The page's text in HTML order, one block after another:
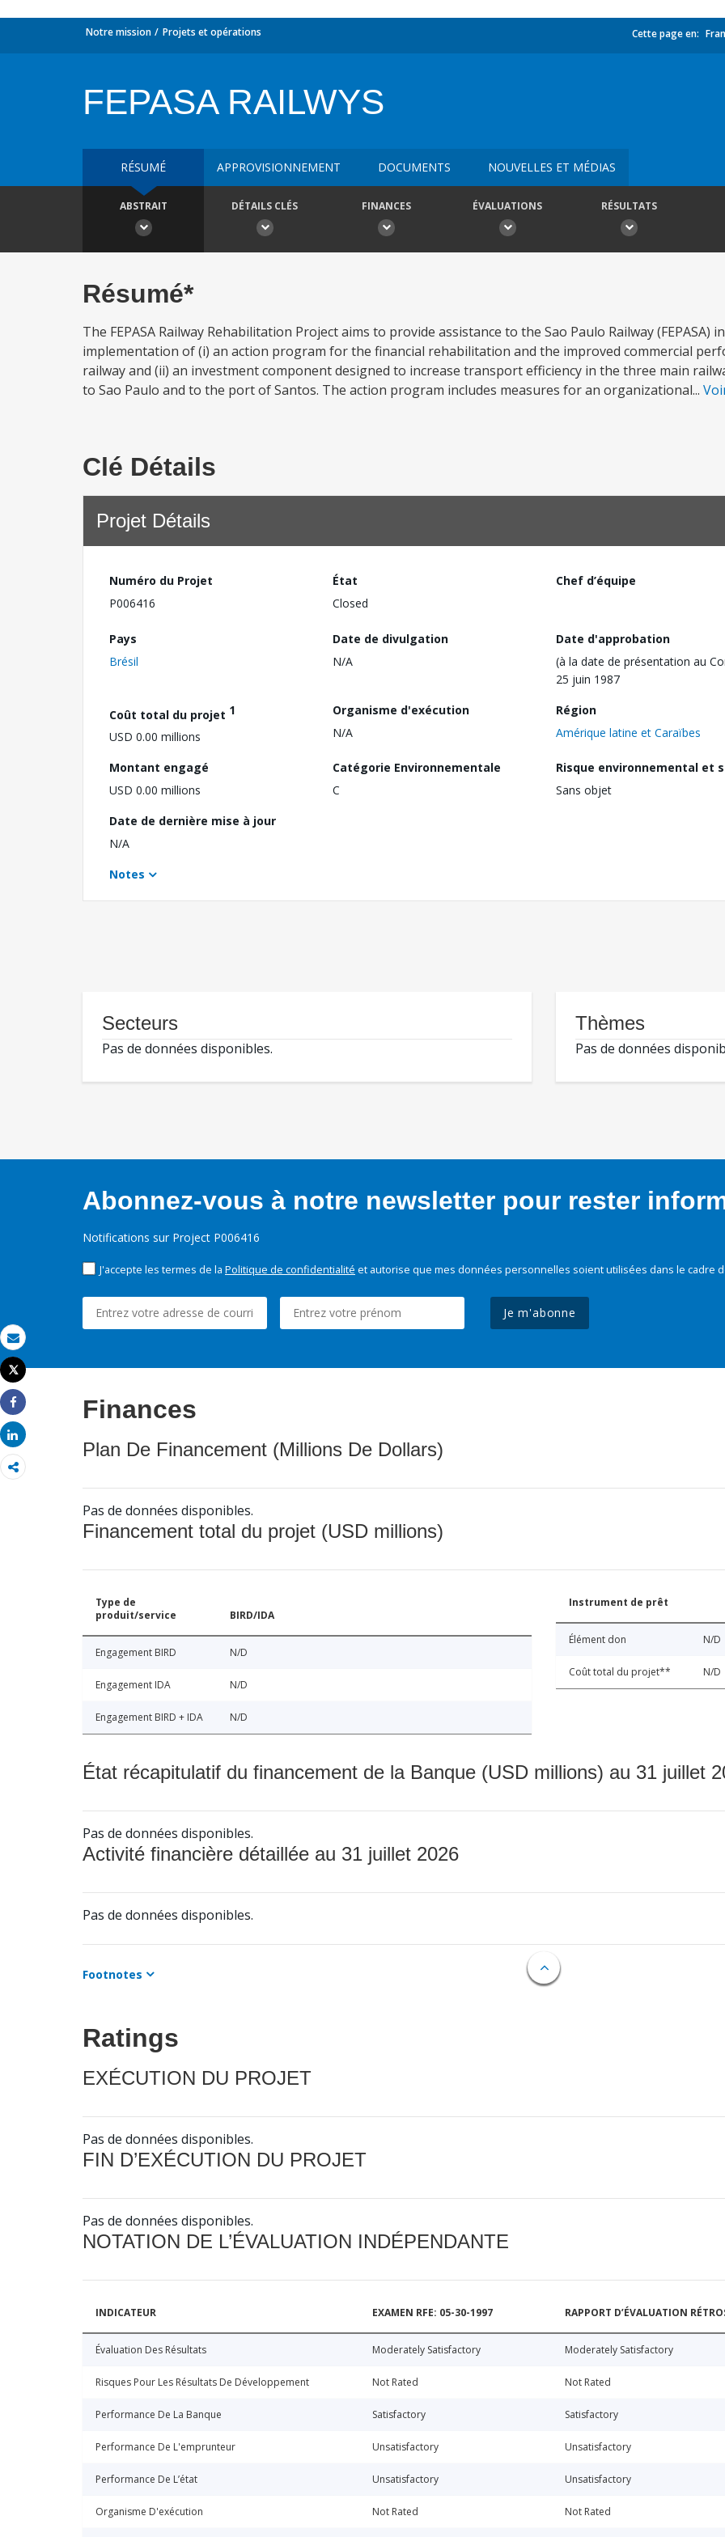
Email
Imprimer
Tweet
Share
Share
Notre mission Projets et opérations Cette page en:
FEPASA RAILWYS
RÉSUMÉ APPROVISIONNEMENT DOCUMENTS NOUVELLES ET MÉDIAS
ABSTRAIT DÉTAILS CLÉS FINANCES ÉVALUATIONS RÉSULTATS
Résumé*
The FEPASA Railway Rehabilitation Project aims to provide assistance to the Sao Paulo Railway (FEPASA)
implementation of (i) an action program for the financial rehabilitation and the improved commercial
railway and (ii) an investment component designed to increase transport efficiency in the three main
to Sao Paulo and to the port of Santos. The action program includes measures for an organizational...
Clé Détails
Projet Détails
Numéro du Projet
P006416
État
Closed
Chef d’équipe
Pays
Brésil
Date de divulgation
N/A
Date d'approbation
(à la date de présentation au
25 juin 1987
Coût total du projet 1
USD 0.00 millions
Organisme d'exécution
N/A
Région
Amérique latine et Caraïbes
Montant engagé
USD 0.00 millions
Catégorie Environnementale
C
Risque environnemental et
Sans objet
Date de dernière mise à jour
N/A
Notes
Secteurs
Pas de données disponibles.
Thèmes
Pas de données
Abonnez-vous à notre newsletter pour rester
Notifications sur Project P006416
J'accepte les termes de la Politique de confidentialité et autorise que mes données personnelles soient utilisées dans le cadre
Je m'abonne
Finances
Plan De Financement (Millions De Dollars)
Pas de données disponibles.
Financement total du projet (USD millions)
Type de
produit/service
BIRD/IDA
Engagement BIRD N/D
Engagement IDA N/D
Engagement BIRD + IDA N/D
Instrument de prêt
Élément don N/D
Coût total du projet** N/D
État récapitulatif du financement de la Banque (USD millions) au 31 juillet
Pas de données disponibles.
Activité financière détaillée au 31 juillet 2026
Pas de données disponibles.
Footnotes
Ratings
EXÉCUTION DU PROJET
Pas de données disponibles.
FIN D’EXÉCUTION DU PROJET
Pas de données disponibles.
NOTATION DE L’ÉVALUATION INDÉPENDANTE
INDICATEUR EXAMEN RFE: 05-30-1997 RAPPORT D’ÉVALUATION
Évaluation Des Résultats Moderately Satisfactory Moderately Satisfactory
Risques Pour Les Résultats De Développement Not Rated Not Rated
Performance De La Banque Satisfactory Satisfactory
Performance De L'emprunteur Unsatisfactory Unsatisfactory
Performance De L’état Unsatisfactory Unsatisfactory
Organisme D'exécution Not Rated Not Rated